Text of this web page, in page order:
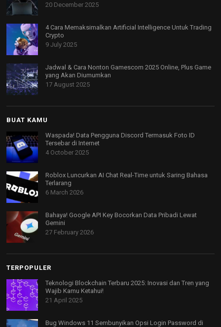
20 December 2025
4 Cara Memaksimalkan Artificial Intelligence Untuk Trading
Crypto
9 July 2025
Jadwal & Cara Nonton Gamescom 2025 Online, Plus Game
yang Akan Diumumkan
17 August 2025
BUAT KAMU
Waspada! Data Pengguna Discord Termasuk Foto ID
Tersebar di Internet
4 October 2025
Roblox Luncurkan AI Chat Real-Time untuk Saring Bahasa
Terlarang
6 March 2026
Bahaya! Google API Key Bocorkan Data Pribadi Lewat
Gemini
27 February 2026
TERPOPULER
Teknologi Blockchain Terbaru 2025: Inovasi dan Tren yang
Wajib Kamu Ketahui!
21 April 2025
Bug Windows 11 Sembunyikan Opsi Login Password di